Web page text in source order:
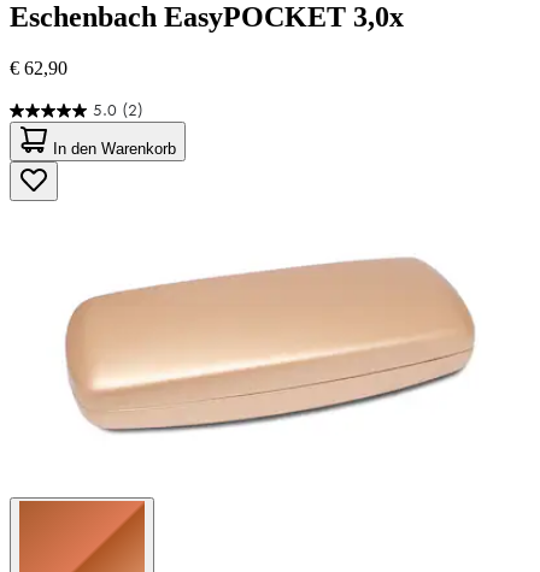
Eschenbach EasyPOCKET 3,0x
€ 62,90
5.0 (2)
5.0
von
5
Sternen.
2
In den Warenkorb